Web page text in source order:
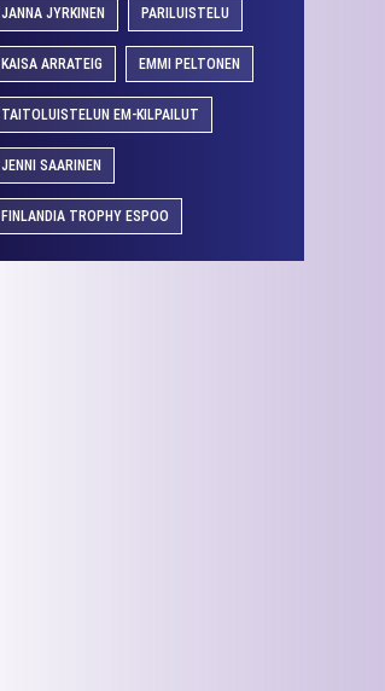
JANNA JYRKINEN PARILUISTELU
KAISA ARRATEIG EMMI PELTONEN
TAITOLUISTELUN EM-KILPAILUT
JENNI SAARINEN
FINLANDIA TROPHY ESPOO